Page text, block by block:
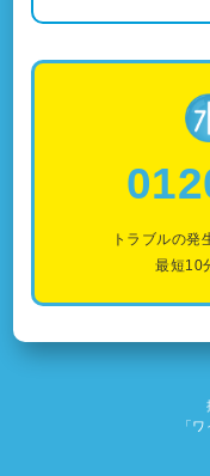
トラブルの発
最短10
「